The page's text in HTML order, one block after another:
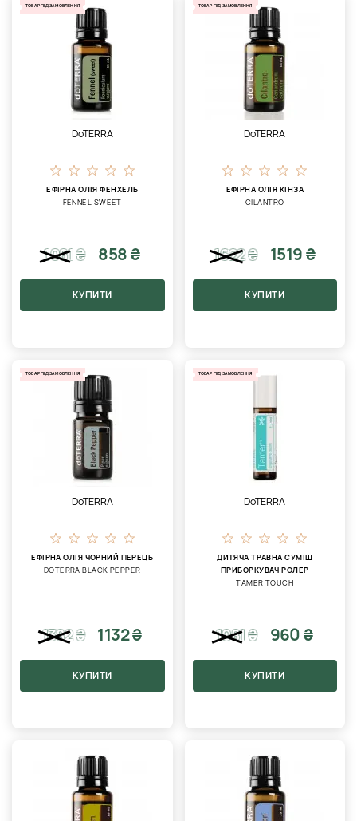
ТОВАР ПІД ЗАМОВЛЕННЯ
DoTERRA
ЕФІРНА ОЛІЯ ФЕНХЕЛЬ
FENNEL SWEET
1081₴ 858 ₴
КУПИТИ
ТОВАР ПІД ЗАМОВЛЕННЯ
DoTERRA
ЕФІРНА ОЛІЯ КІНЗА
CILANTRO
1622₴ 1519 ₴
КУПИТИ
ТОВАР ПІД ЗАМОВЛЕННЯ
DoTERRA
ЕФІРНА ОЛІЯ ЧОРНИЙ ПЕРЕЦЬ
DOTERRA BLACK PEPPER
1382₴ 1132 ₴
КУПИТИ
ТОВАР ПІД ЗАМОВЛЕННЯ
DoTERRA
ДИТЯЧА ТРАВНА СУМІШ
ПРИБОРКУВАЧ РОЛЕР
TAMER TOUCH
1081₴ 960 ₴
КУПИТИ